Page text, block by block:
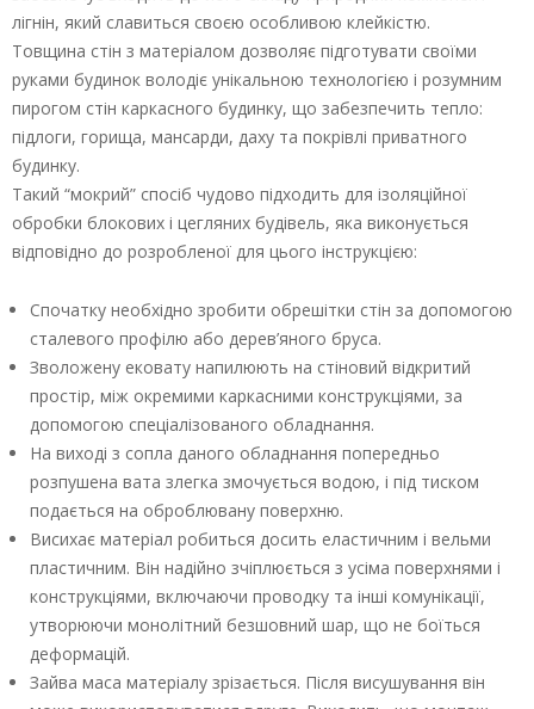
лігнін, який славиться своєю особливою клейкістю.
Товщина стін з матеріалом дозволяє підготувати своїми
руками будинок володіє унікальною технологією і розумним
пирогом стін каркасного будинку, що забезпечить тепло:
підлоги, горища, мансарди, даху та покрівлі приватного
будинку.
Такий “мокрий” спосіб чудово підходить для ізоляційної
обробки блокових і цегляних будівель, яка виконується
відповідно до розробленої для цього інструкцією:
Спочатку необхідно зробити обрешітки стін за допомогою
сталевого профілю або дерев’яного бруса.
Зволожену ековату напилюють на стіновий відкритий
простір, між окремими каркасними конструкціями, за
допомогою спеціалізованого обладнання.
На виході з сопла даного обладнання попередньо
розпушена вата злегка змочується водою, і під тиском
подається на оброблювану поверхню.
Висихає матеріал робиться досить еластичним і вельми
пластичним. Він надійно зчіплюється з усіма поверхнями і
конструкціями, включаючи проводку та інші комунікації,
утворюючи монолітний безшовний шар, що не боїться
деформацій.
Зайва маса матеріалу зрізається. Після висушування він